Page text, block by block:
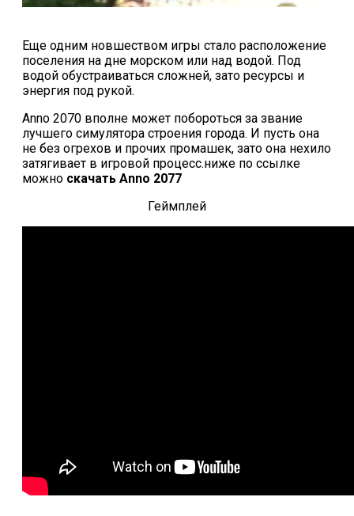
Еще одним новшеством игры стало расположение
поселения на дне морском или над водой. Под
водой обустраиваться сложней, зато ресурсы и
энергия под рукой.
Anno 2070 вполне может побороться за звание
лучшего симулятора строения города. И пусть она
не без огрехов и прочих промашек, зато она нехило
затягивает в игровой процесс.ниже по ссылке
можно скачать Anno 2077
Геймплей